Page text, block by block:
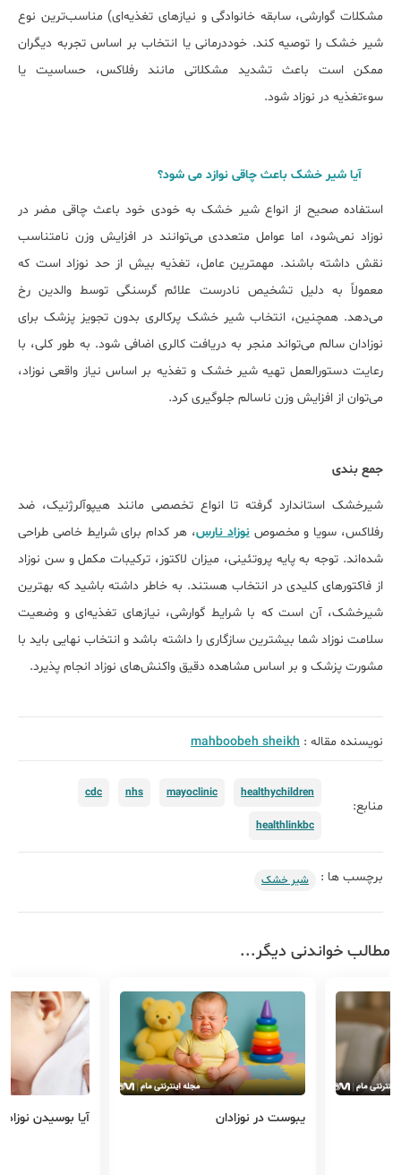
مشکلات گوارشی، سابقه خانوادگی و نیازهای تغذیه‌ای) مناسب‌ترین نوع
شیر خشک را توصیه کند. خوددرمانی یا انتخاب بر اساس تجربه دیگران
ممکن است باعث تشدید مشکلاتی مانند رفلاکس، حساسیت یا
سوءتغذیه در نوزاد شود.
آیا شیر خشک باعث چاقی نوازد می شود؟
استفاده صحیح از انواع شیر خشک به خودی خود باعث چاقی مضر در
نوزاد نمی‌شود، اما عوامل متعددی می‌توانند در افزایش وزن نامتناسب
نقش داشته باشند. مهمترین عامل، تغذیه بیش از حد نوزاد است که
معمولاً به دلیل تشخیص نادرست علائم گرسنگی توسط والدین رخ
می‌دهد. همچنین، انتخاب شیر خشک پرکالری بدون تجویز پزشک برای
نوزادان سالم می‌تواند منجر به دریافت کالری اضافی شود. به طور کلی، با
رعایت دستورالعمل تهیه شیر خشک و تغذیه بر اساس نیاز واقعی نوزاد،
می‌توان از افزایش وزن ناسالم جلوگیری کرد.
جمع بندی
شیرخشک استاندارد گرفته تا انواع تخصصی مانند هیپوآلرژنیک، ضد
رفلاکس، سویا و مخصوصنوزاد نارس، هر کدام برای شرایط خاصی طراحی
شده‌اند. توجه به پایه پروتئینی، میزان لاکتوز، ترکیبات مکمل و سن نوزاد
از فاکتورهای کلیدی در انتخاب هستند. به خاطر داشته باشید که بهترین
شیرخشک، آن است که با شرایط گوارشی، نیازهای تغذیه‌ای و وضعیت
سلامت نوزاد شما بیشترین سازگاری را داشته باشد و انتخاب نهایی باید با
مشورت پزشک و بر اساس مشاهده دقیق واکنش‌های نوزاد انجام پذیرد.
نویسنده مقاله : mahboobeh sheikh
منابع:
healthychildren
mayoclinic
nhs
cdc
healthlinkbc
برچسب ها : شیر خشک
مطالب خواندنی دیگر...
آیا بوسیدن نوزاد ضرر دارد؟ استفراغ نوزاد